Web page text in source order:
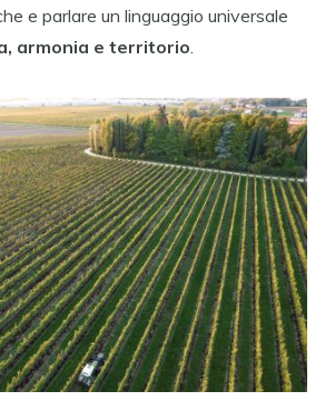
e parlare un linguaggio universale
armonia e territorio.